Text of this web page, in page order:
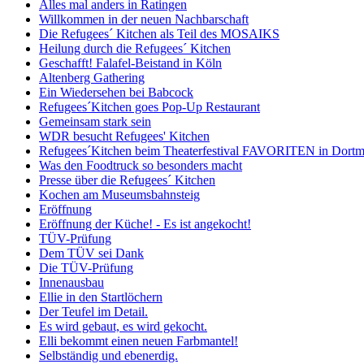
Alles mal anders in Ratingen
Willkommen in der neuen Nachbarschaft
Die Refugees´ Kitchen als Teil des MOSAIKS
Heilung durch die Refugees´ Kitchen
Geschafft! Falafel-Beistand in Köln
Altenberg Gathering
Ein Wiedersehen bei Babcock
Refugees´Kitchen goes Pop-Up Restaurant
Gemeinsam stark sein
WDR besucht Refugees' Kitchen
Refugees´Kitchen beim Theaterfestival FAVORITEN in
Was den Foodtruck so besonders macht
Presse über die Refugees´ Kitchen
Kochen am Museumsbahnsteig
Eröffnung
Eröffnung der Küche! - Es ist angekocht!
TÜV-Prüfung
Dem TÜV sei Dank
Die TÜV-Prüfung
Innenausbau
Ellie in den Startlöchern
Der Teufel im Detail.
Es wird gebaut, es wird gekocht.
Elli bekommt einen neuen Farbmantel!
Selbständig und ebenerdig.